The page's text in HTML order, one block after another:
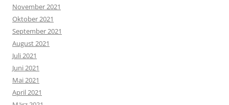
November 2021
Oktober 2021
September 2021
August 2021
Juli 2021
Juni 2021
Mai 2021
April 2021